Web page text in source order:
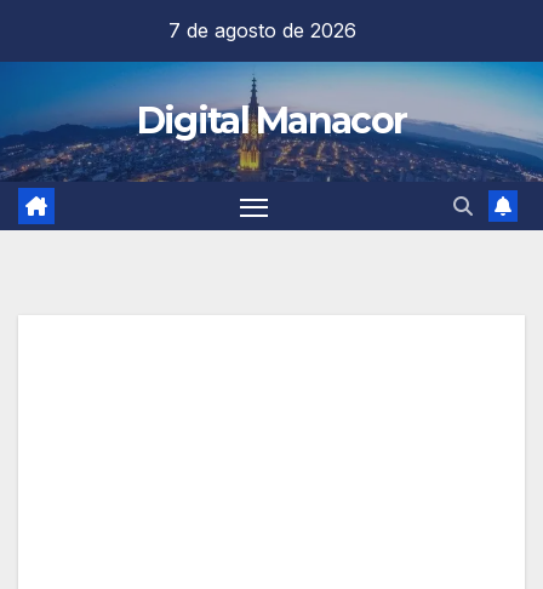
contenido
7 de agosto de 2026
Digital Manacor